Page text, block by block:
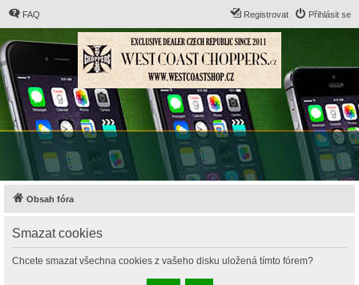
FAQ Přihlásit se
Registrovat
Obsah fóra
Smazat cookies
Chcete smazat všechna cookies z vašeho disku uložená tímto fórem?